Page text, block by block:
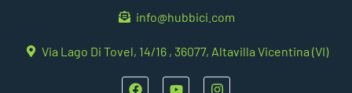
info@hubbici.com
Via Lago Di Tovel, 14/16 , 36077, Altavilla Vicentina (VI)